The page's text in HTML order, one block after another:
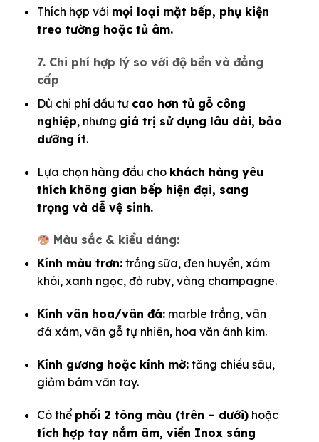
Thích hợp với mọi loại mặt bếp, phụ kiện
treo tường hoặc tủ âm.
7. Chi phí hợp lý so với độ bền và đẳng
cấp
Dù chi phí đầu tư cao hơn tủ gỗ công
nghiệp, nhưng giá trị sử dụng lâu dài, bảo
dưỡng ít.
Lựa chọn hàng đầu cho khách hàng yêu
thích không gian bếp hiện đại, sang
trọng và dễ vệ sinh.
Màu sắc & kiểu dáng:
Kính màu trơn:trắng sữa, đen huyền, xám
khói, xanh ngọc, đỏ ruby, vàng champagne.
Kính vân hoa/vân đá:marble trắng, vân
đá xám, vân gỗ tự nhiên, hoa văn ánh kim.
Kính gương hoặc kính mờ:tăng chiều sâu,
giảm bám vân tay.
Có thể phối 2 tông màu (trên – dưới)hoặc
tích hợp tay nắm âm, viền Inox sáng